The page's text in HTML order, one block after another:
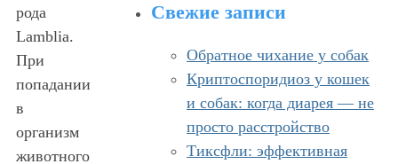
рода
Lamblia.
При
попадании
в
организм
животного
Свежие записи
Обратное чихание у собак
Криптоспоридиоз у кошек
и собак: когда диарея — не
просто расстройство
Тиксфли: эффективная